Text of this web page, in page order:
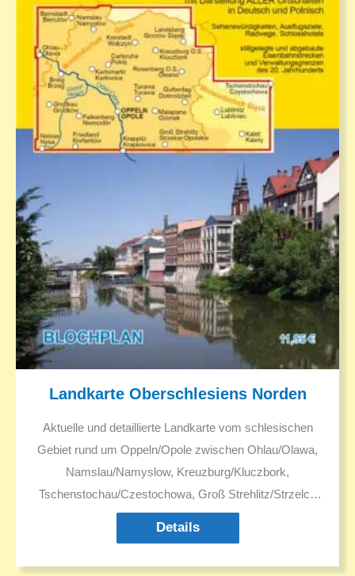
Landkarte Oberschlesiens Norden
Aktuelle und detaillierte Landkarte vom schlesischen
Gebiet rund um Oppeln/Opole zwischen Ohlau/Olawa,
Namslau/Namyslow, Kreuzburg/Kluczbork,
Tschenstochau/Czestochowa, Groß Strehlitz/Strzelce
und Neisse/Nysa. Darstellung aller Orte mit allen
Namen in Deutsch und Polnisch. Sehenswürdgkeiten.
Details